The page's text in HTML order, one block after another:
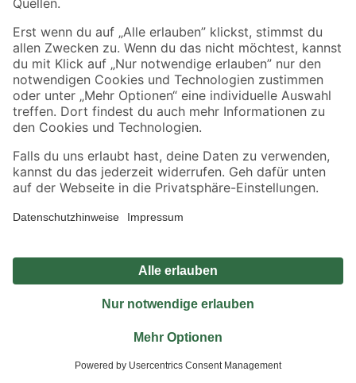
Sicher einkaufen
Jetzt die toom-App herunterladen
Alle Preisangaben in EUR inkl. gesetzl. MwSt.. Die dargestellten Angebote sind unter
Umständen nicht in allen Märkten verfügbar. Die angegebenen Verfügbarkeiten beziehen
Produkte nur solange der Vorrat reicht.
*Paketversand ab 59 € versandkostenfrei, gilt nicht für Artikel mit Speditionsversand, hier
Privatsphäre Impressum
Nutzungsbedingungen
Widerrufsrecht
Vertrag widerrufen
© 2026 toom Baumarkt GmbH